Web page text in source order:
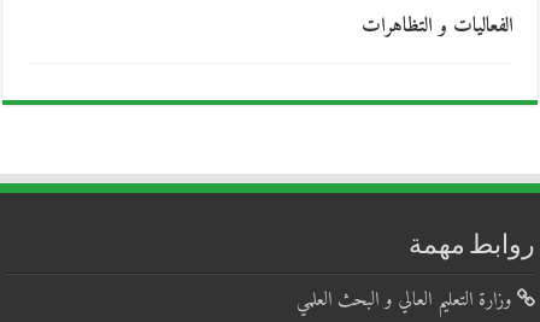
الفعاليات و التظاهرات
روابط مهمة
وزارة التعليم العالي و البحث العلمي